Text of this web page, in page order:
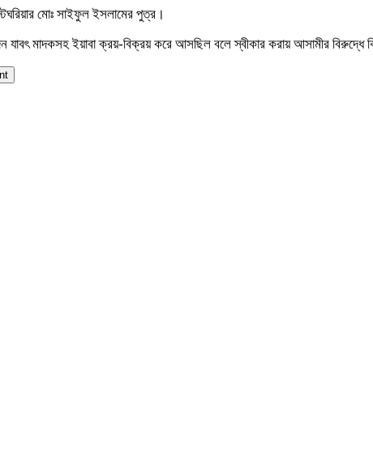
মোঃ সাইফুল ইসলামের পুত্র।
যাবৎ মাদকসহ ইয়াবা ক্রয়-বিক্রয় করে আসছিল বলে স্বীকার করায় আসামীর বিরুদ্ধে